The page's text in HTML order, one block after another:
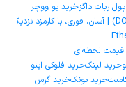
خرید یو ووچر
خرید لینکخرید فلوکی اینو
خرید بونکخرید گرس